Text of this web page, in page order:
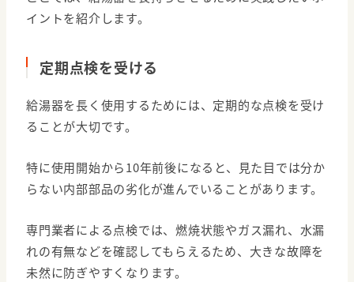
イントを紹介します。
定期点検を受ける
給湯器を長く使用するためには、定期的な点検を受け
ることが大切です。
特に使用開始から10年前後になると、見た目では分か
らない内部部品の劣化が進んでいることがあります。
専門業者による点検では、燃焼状態やガス漏れ、水漏
れの有無などを確認してもらえるため、大きな故障を
未然に防ぎやすくなります。